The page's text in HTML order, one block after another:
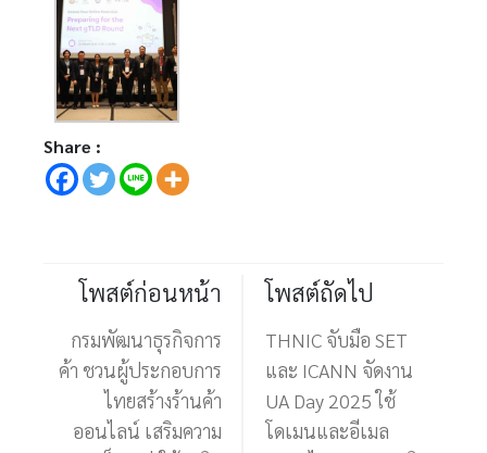
Share :
โพสต์ก่อนหน้า
กรมพัฒนาธุรกิจการ
ค้า ชวนผู้ประกอบการ
ไทยสร้างร้านค้า
ออนไลน์ เสริมความ
โพสต์ถัดไป
THNIC จับมือ SET
และ ICANN จัดงาน
UA Day 2025 ใช้
โดเมนและอีเมล